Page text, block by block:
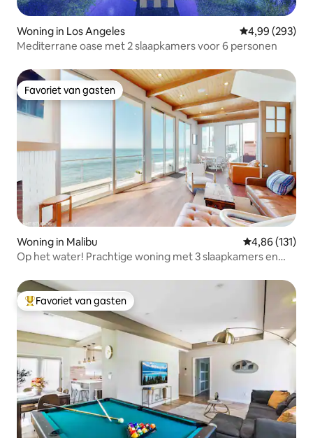
Woning in Los Angeles Gemiddelde
4,99 (293)
Mediterrane oase met 2 slaapkamers voor 6 personen
Favoriet van gasten
Favoriet van gasten
Woning in Malibu Gemiddelde
4,86 (131)
Op het water! Prachtige woning met 3 slaapkamers en
Topfavoriet van gasten
Favoriet van gasten